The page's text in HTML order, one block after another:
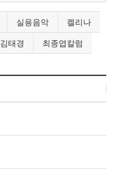
실용음악 켈리나
김태경 최종엽칼럼